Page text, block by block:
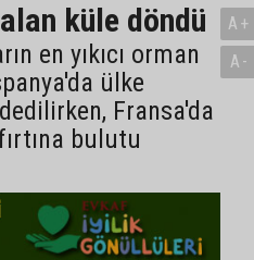
küle döndü
en yıkıcı orman
ülke
Fransa'da
bulutu
A+
A-